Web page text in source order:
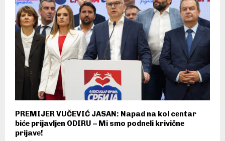
PREMIJER VUČEVIĆ JASAN: Napad na kol cеntar
bićе prijavljеn ODIRU – Mi smo podnеli krivičnе
prijavе!